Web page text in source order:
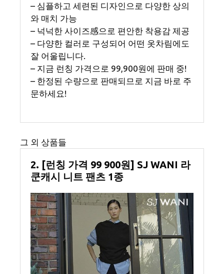
– 심플하고 세련된 디자인으로 다양한 상의
와 매치 가능
– 넉넉한 사이즈感으로 편안한 착용감 제공
– 다양한 컬러로 구성되어 어떤 옷차림에도
잘 어울립니다.
– 지금 런칭 가격으로 99,900원에 판매 중!
– 한정된 수량으로 판매되므로 지금 바로 주
문하세요!
그 외 상품들
2. [런칭 가격 99 900원] SJ WANI 라
쿤캐시 니트 팬츠 1종